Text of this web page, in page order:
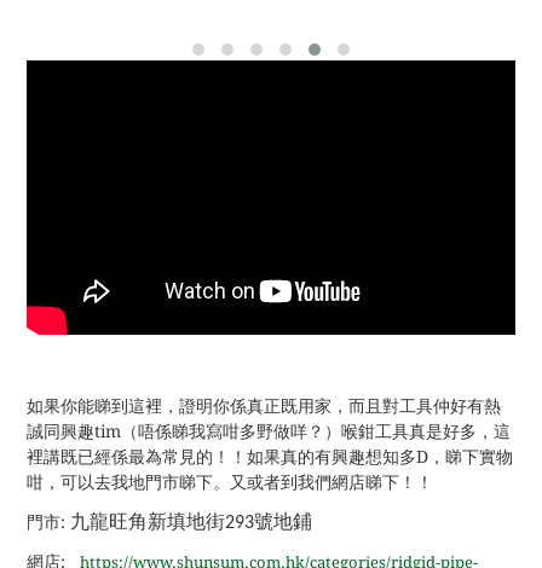
如果你能睇到這裡，證明你係真正既用家，而且對工具仲好有熱
誠同興趣tim（唔係睇我寫咁多野做咩？）喉鉗工具真是好多，這
裡講既已經係最為常見的！！如果真的有興趣想知多D，睇下實物
咁，可以去我地門市睇下。又或者到我們網店睇下！！
門市: 九龍旺角新填地街293號地鋪
網店: https://www.shunsum.com.hk/categories/ridgid-pipe-